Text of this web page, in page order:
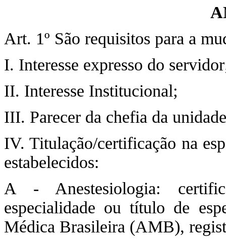
Art. 1º São requisitos para a
I. Interesse expresso do
II. Interesse Institucional;
III. Parecer da chefia da
IV. Titulação/certificação na
estabelecidos:
A - Anestesiologia:
especialidade ou título de
Médica Brasileira (AMB),